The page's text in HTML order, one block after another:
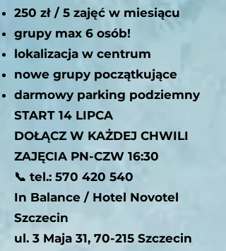
250 zł / 5 zajęć w miesiącu
grupy max 6 osób!
lokalizacja w centrum
nowe grupy początkujące
darmowy parking podziemny
START 14 LIPCA
DOŁĄCZ W KAŻDEJ CHWILI
ZAJĘCIA PN-CZW 16:30
📞 tel.: 570 420 540
In Balance / Hotel Novotel
Szczecin
ul. 3 Maja 31, 70-215 Szczecin